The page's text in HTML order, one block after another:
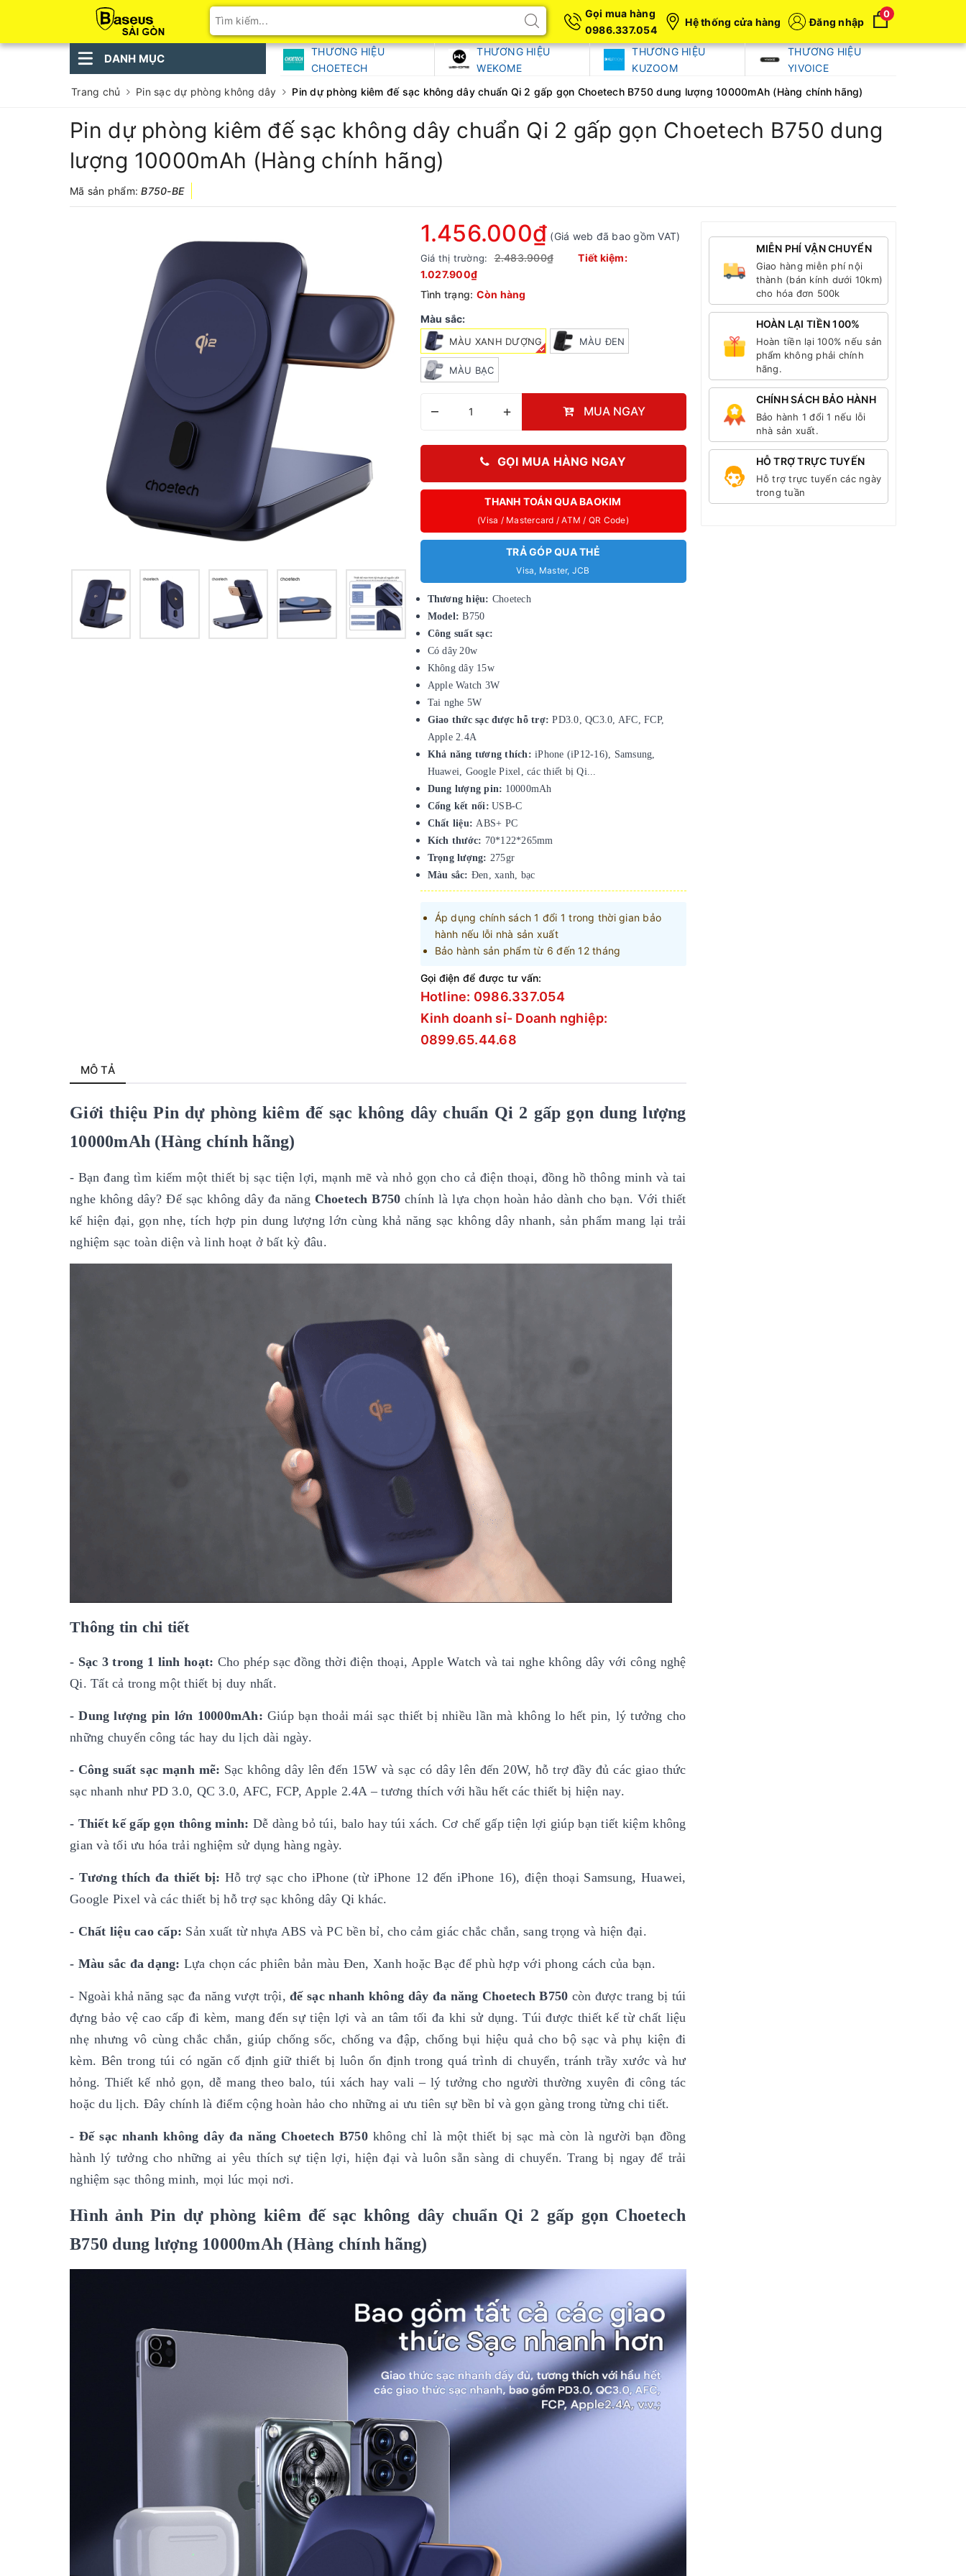
Gọi mua hàng
0986.337.054
Hệ thống cửa hàng Đăng nhập
0
DANH MỤC
THƯƠNG HIỆU
CHOETECH
THƯƠNG HIỆU
WEKOME
THƯƠNG HIỆU
KUZOOM
THƯƠNG HIỆU
YIVOICE
Trang chủ
Pin sạc dự phòng không dây Pin dự phòng kiêm đế sạc không dây chuẩn Qi 2 gấp gọn Choetech B750 dung lượng 10000mAh (Hàng chính hãng)
Pin dự phòng kiêm đế sạc không dây chuẩn Qi 2 gấp gọn Choetech B750 dung
lượng 10000mAh (Hàng chính hãng)
Mã sản phẩm:B750-BE
1.456.000₫ (Giá web đã bao gồm VAT)
Giá thị trường: 2.483.900₫
Tiết kiệm:
1.027.900₫
Tình trạng: Còn hàng
Màu sắc:
MÀU XANH DƯỢNG MÀU ĐEN
MÀU BẠC
– + MUA NGAY
GỌI MUA HÀNG NGAY
THANH TOÁN QUA BAOKIM
(Visa / Mastercard / ATM / QR Code)
TRẢ GÓP QUA THẺ
Visa, Master, JCB
Thương hiệu: Choetech
Model :B750
Công suất sạc:
Có dây 20w
Không dây 15w
Apple Watch 3W
Tai nghe 5W
Giao thức sạc được hỗ trợ:PD3.0, QC3.0, AFC, FCP,
Apple 2.4A
Khả năng tương thích : iPhone (iP12-16), Samsung,
Huawei, Google Pixel, các thiết bị Qi
Dung lượng pin: 10000mAh
Cổng kết nối : USB-C
Chất liệu: ABS+ PC
Kích thước: 70*122*265mm
Trọng lượng: 275gr
Màu sắc: Đen, xanh, bạc
Áp dụng chính sách 1 đổi 1 trong thời gian bảo
hành nếu lỗi nhà sản xuất
Bảo hành sản phẩm từ 6 đến 12 tháng
Gọi điện để được tư vấn:
Hotline: 0986.337.054
Kinh doanh sỉ- Doanh nghiệp:
0899.65.44.68
MIỄN PHÍ VẬN CHUYỂN
Giao hàng miễn phí nội
thành (bán kính dưới 10km)
cho hóa đơn 500k
HOÀN LẠI TIỀN 100%
Hoàn tiền lại 100% nếu sản
phẩm không phải chính
hãng.
CHÍNH SÁCH BẢO HÀNH
Bảo hành 1 đổi 1 nếu lỗi
nhà sản xuất.
HỖ TRỢ TRỰC TUYẾN
Hỗ trợ trực tuyến các ngày
trong tuần
MÔ TẢ
Giới thiệu Pin dự phòng kiêm đế sạc không dâychuẩn Qi 2 gấp gọn dung lượng
10000mAh (Hàng chính hãng)
- Bạn đang tìm kiếm một thiết bị sạc tiện lợi, mạnh mẽ và nhỏ gọn cho cả điện thoại, đồng hồ thông minh và tai
nghe không dây? Đế sạc không dây đa năng Choetech B750 chính là lựa chọn hoàn hảo dành cho bạn. Với thiết
kế hiện đại, gọn nhẹ, tích hợp pin dung lượng lớn cùng khả năng sạc không dây nhanh, sản phẩm mang lại trải
nghiệm sạc toàn diện và linh hoạt ở bất kỳ đâu.
Thông tin chi tiết
- Sạc 3 trong 1 linh hoạt: Cho phép sạc đồng thời điện thoại, Apple Watch và tai nghe không dây với công nghệ
Qi. Tất cả trong một thiết bị duy nhất.
-Dung lượng pin lớn 10000mAh: Giúp bạn thoải mái sạc thiết bị nhiều lần mà không lo hết pin, lý tưởng cho
những chuyến công tác hay du lịch dài ngày.
- Công suất sạc mạnh mẽ: Sạc không dây lên đến 15W và sạc có dây lên đến 20W, hỗ trợ đầy đủ các giao thức
sạc nhanh như PD 3.0, QC 3.0, AFC, FCP, Apple 2.4A – tương thích với hầu hết các thiết bị hiện nay.
- Thiết kế gấp gọn thông minh: Dễ dàng bỏ túi, balo hay túi xách. Cơ chế gấp tiện lợi giúp bạn tiết kiệm không
gian và tối ưu hóa trải nghiệm sử dụng hàng ngày.
- Tương thích đa thiết bị: Hỗ trợ sạc cho iPhone (từ iPhone 12 đến iPhone 16), điện thoại Samsung, Huawei,
Google Pixel và các thiết bị hỗ trợ sạc không dây Qi khác.
- Chất liệu cao cấp: Sản xuất từ nhựa ABS và PC bền bỉ, cho cảm giác chắc chắn, sang trọng và hiện đại.
- Màu sắc đa dạng: Lựa chọn các phiên bản màu Đen, Xanh hoặc Bạc để phù hợp với phong cách của bạn.
- Ngoài khả năng sạc đa năng vượt trội,đế sạc nhanh không dây đa năng Choetech B750 còn được trang bị túi
đựng bảo vệ cao cấp đi kèm, mang đến sự tiện lợi và an tâm tối đa khi sử dụng. Túi được thiết kế từ chất liệu
nhẹ nhưng vô cùng chắc chắn, giúp chống sốc, chống va đập, chống bụi hiệu quả cho bộ sạc và phụ kiện đi
kèm. Bên trong túi có ngăn cố định giữ thiết bị luôn ổn định trong quá trình di chuyển, tránh trầy xước và hư
hỏng. Thiết kế nhỏ gọn, dễ mang theo balo, túi xách hay vali – lý tưởng cho người thường xuyên đi công tác
hoặc du lịch. Đây chính là điểm cộng hoàn hảo cho những ai ưu tiên sự bền bỉ và gọn gàng trong từng chi tiết.
-Đế sạc nhanh không dây đa năng Choetech B750không chỉ là một thiết bị sạc mà còn là người bạn đồng
hành lý tưởng cho những ai yêu thích sự tiện lợi, hiện đại và luôn sẵn sàng di chuyển. Trang bị ngay để trải
nghiệm sạc thông minh, mọi lúc mọi nơi.
Hình ảnh Pin dự phòng kiêm đế sạc không dây chuẩn Qi 2 gấp gọn Choetech
B750 dung lượng 10000mAh (Hàng chính hãng)